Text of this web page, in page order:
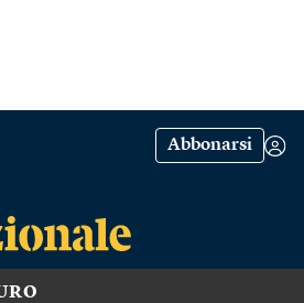
Abbonarsi